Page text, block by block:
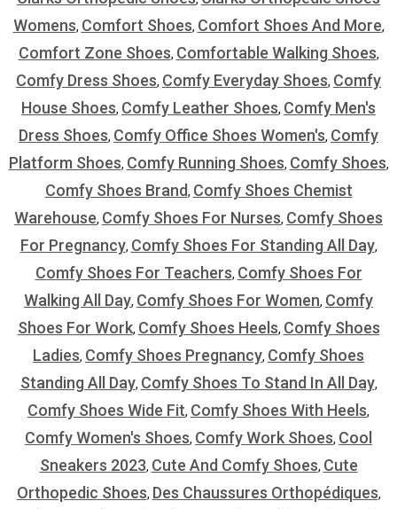
Womens, Comfort Shoes, Comfort Shoes And More,
Comfort Zone Shoes, Comfortable Walking Shoes,
Comfy Dress Shoes, Comfy Everyday Shoes, Comfy
House Shoes, Comfy Leather Shoes, Comfy Men's
Dress Shoes, Comfy Office Shoes Women's, Comfy
Platform Shoes, Comfy Running Shoes, Comfy Shoes,
Comfy Shoes Brand, Comfy Shoes Chemist
Warehouse, Comfy Shoes For Nurses, Comfy Shoes
For Pregnancy, Comfy Shoes For Standing All Day,
Comfy Shoes For Teachers, Comfy Shoes For
Walking All Day, Comfy Shoes For Women, Comfy
Shoes For Work, Comfy Shoes Heels, Comfy Shoes
Ladies, Comfy Shoes Pregnancy, Comfy Shoes
Standing All Day, Comfy Shoes To Stand In All Day,
Comfy Shoes Wide Fit, Comfy Shoes With Heels,
Comfy Women's Shoes, Comfy Work Shoes, Cool
Sneakers 2023, Cute And Comfy Shoes, Cute
Orthopedic Shoes, Des Chaussures Orthopédiques,